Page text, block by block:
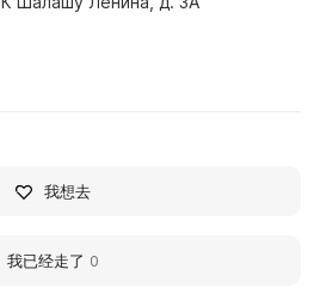
我想去
我已经走了 0